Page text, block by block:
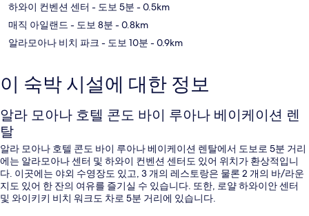
하와이 컨벤션 센터 - 도보 5분 - 0.5km
매직 아일랜드 - 도보 8분 - 0.8km
알라모아나 비치 파크 - 도보 10분 - 0.9km
이 숙박 시설에 대한 정보
알라 모아나 호텔 콘도 바이 루아나 베이케이션 렌
탈
알라 모아나 호텔 콘도 바이 루아나 베이케이션 렌탈에서 도보로 5분 거리
에는 알라모아나 센터 및 하와이 컨벤션 센터도 있어 위치가 환상적입니
다. 이곳에는 야외 수영장도 있고, 3 개의 레스토랑은 물론 2 개의 바/라운
지도 있어 한 잔의 여유를 즐기실 수 있습니다. 또한, 로얄 하와이안 센터
및 와이키키 비치 워크도 차로 5분 거리에 있습니다.